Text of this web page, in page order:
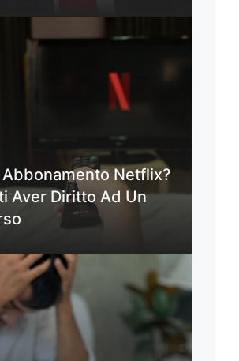
Abbonamento Netflix?
Aver Diritto Ad Un